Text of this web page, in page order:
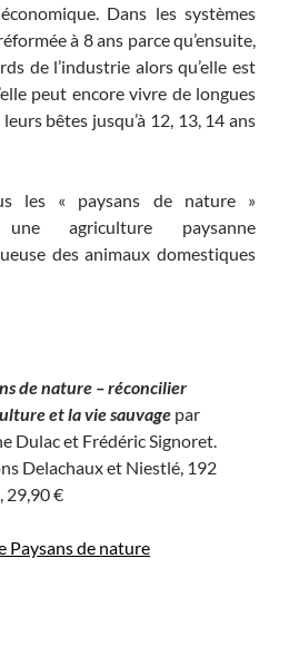
Dans les systèmes
à 8 ans parce qu’ensuite,
de l’industrie alors qu’elle est
peut encore vivre de longues
bêtes jusqu’à 12, 13, 14 ans
les « paysans de nature »
agriculture paysanne
des animaux domestiques
de nature – réconcilier
et la vie sauvage par
Dulac et Frédéric Signoret.
Delachaux et Niestlé, 192
29,90 €
Paysans de nature